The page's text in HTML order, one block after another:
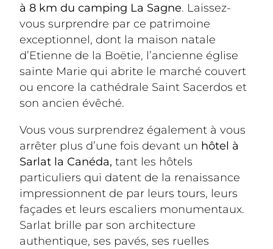
à 8 km du camping La Sagne. Laissez-
vous surprendre par ce patrimoine
exceptionnel, dont la maison natale
d’Etienne de la Boëtie, l’ancienne église
sainte Marie qui abrite le marché couvert
ou encore la cathédrale Saint Sacerdos et
son ancien évêché.
Vous vous surprendrez également à vous
arrêter plus d’une fois devant un hôtel à
Sarlat la Canéda, tant les hôtels
particuliers qui datent de la renaissance
impressionnent de par leurs tours, leurs
façades et leurs escaliers monumentaux.
Sarlat brille par son architecture
authentique, ses pavés, ses ruelles